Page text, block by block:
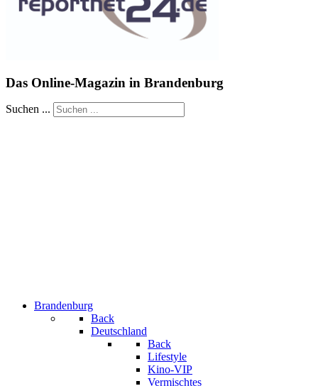
Das Online-Magazin in Brandenburg
Suchen ...
Brandenburg
Back
Deutschland
Back
Lifestyle
Kino-VIP
Vermischtes